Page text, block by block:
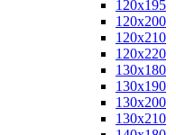
120x195
120x200
120x210
120x220
130x180
130x190
130x200
130x210